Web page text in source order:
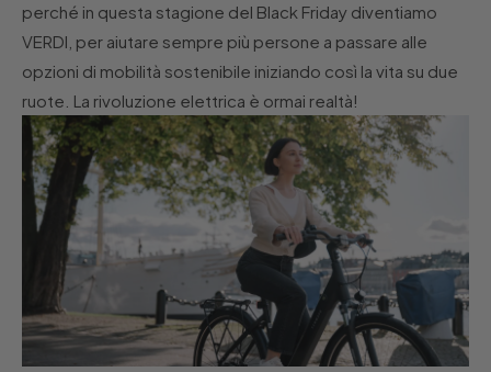
perché in questa stagione del Black Friday diventiamo
VERDI, per aiutare sempre più persone a passare alle
opzioni di mobilità sostenibile iniziando così la vita su due
ruote. La rivoluzione elettrica è ormai realtà!